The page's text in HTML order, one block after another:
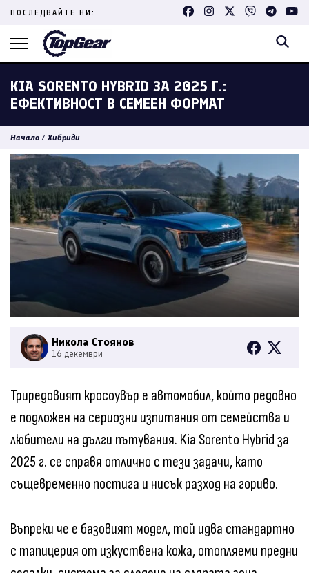
Skip
content
ПОСЛЕДВАЙТЕ НИ:
KIA SORENTO HYBRID ЗА 2025 Г.:
ЕФЕКТИВНОСТ В СЕМЕЕН ФОРМАТ
Начало / Хибриди
Никола Стоянов
16 декември
Триредовият кросоувър е автомобил, който редовно
е подложен на сериозни изпитания от семейства и
любители на дълги пътувания. Kia Sorento Hybrid за
2025 г. се справя отлично с тези задачи, като
същевременно постига и нисък разход на гориво.
Въпреки че е базовият модел, той идва стандартно
с тапицерия от изкуствена кожа, отопляеми предни